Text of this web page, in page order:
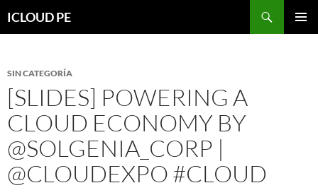
hacia
ICLOUD PE
SIN CATEGORÍA
[SLIDES] POWERING A
CLOUD ECONOMY BY
@SOLGENIA_CORP |
@CLOUDEXPO #CLOUD